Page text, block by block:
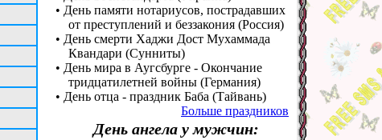
• День памяти нотариусов, пострадавших
от преступлений и беззакония (Россия)
• День смерти Хаджи Дост Мухаммада
Квандари (Сунниты)
• День мира в Аугсбурге - Окончание
тридцатилетней войны (Германия)
• День отца - праздник Баба (Тайвань)
Больше праздников
День ангела у мужчин: